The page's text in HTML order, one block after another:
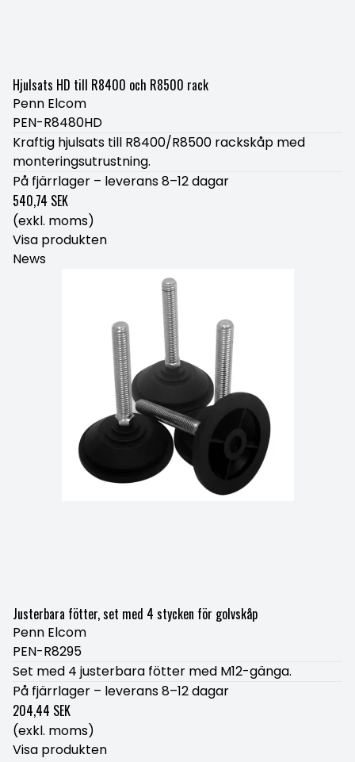
Hjulsats HD till R8400 och R8500 rack
Penn Elcom
PEN-R8480HD
Kraftig hjulsats till R8400/R8500 rackskåp med
monteringsutrustning.
På fjärrlager – leverans 8–12 dagar
540,74 SEK
(exkl. moms)
Visa produkten
News
Justerbara fötter, set med 4 stycken för golvskåp
Penn Elcom
PEN-R8295
Set med 4 justerbara fötter med M12-gänga.
På fjärrlager – leverans 8–12 dagar
204,44 SEK
(exkl. moms)
Visa produkten